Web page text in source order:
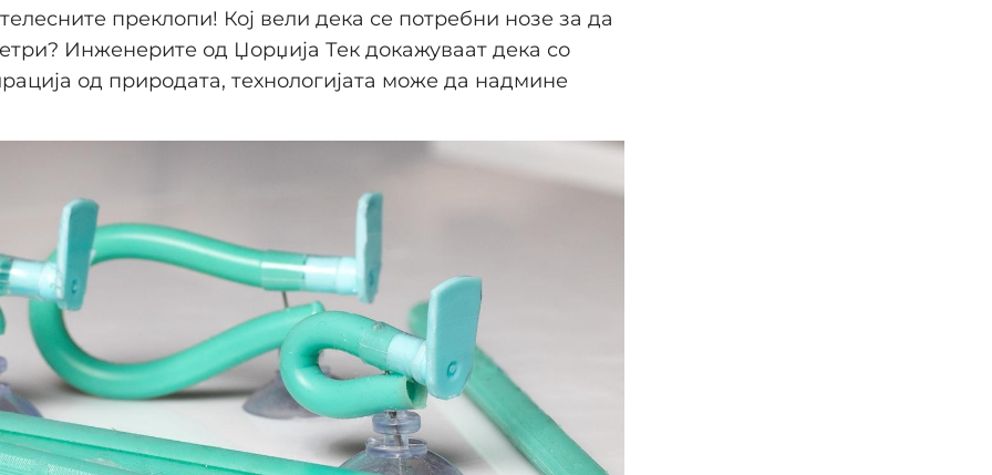
преклопи! Кој вели дека се потребни нозе за да
Инженерите од Џорџија Тек докажуваат дека со
од природата, технологијата може да надмине